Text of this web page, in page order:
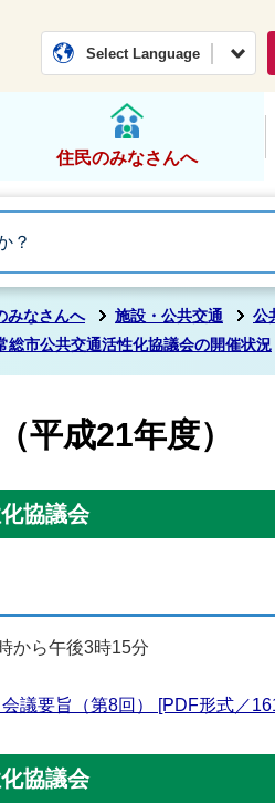
常総市公式ホ
Select Language
住民のみなさんへ
みなさんへ 施設・公共交通 公
総市公共交通活性化協議会の開催状況
平成21年度）
協議会
から午後3時15分
議要旨（第8回） [PDF形式／
協議会